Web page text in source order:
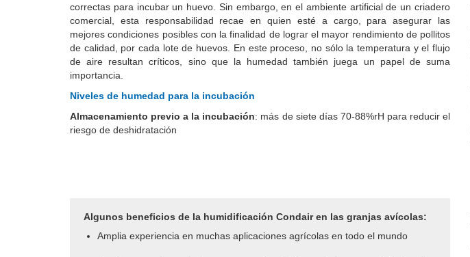
correctas para incubar un huevo. Sin embargo, en el ambiente artificial de un criadero
comercial, esta responsabilidad recae en quien esté a cargo, para asegurar las
mejores condiciones posibles con la finalidad de lograr el mayor rendimiento de pollitos
de calidad, por cada lote de huevos. En este proceso, no sólo la temperatura y el flujo
de aire resultan críticos, sino que la humedad también juega un papel de suma
importancia.
Niveles de humedad para la incubación
Almacenamiento previo a la incubación: más de siete días 70-88%rH para reducir el
riesgo de deshidratación
Algunos beneficios de la humidificación Condair en las granjas avícolas:
Amplia experiencia en muchas aplicaciones agrícolas en todo el mundo